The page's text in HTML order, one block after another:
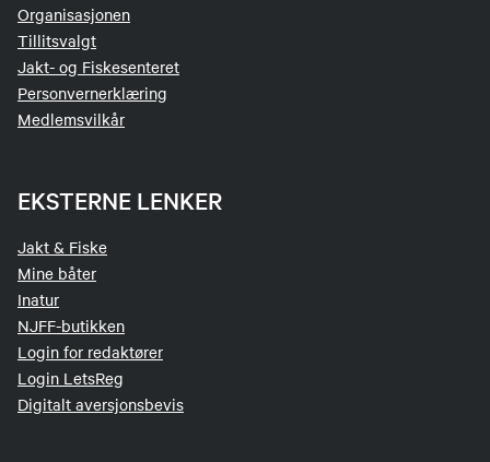
Organisasjonen
Tillitsvalgt
Jakt- og Fiskesenteret
Personvernerklæring
Medlemsvilkår
EKSTERNE LENKER
Jakt & Fiske
Mine båter
Inatur
NJFF-butikken
Login for redaktører
Login LetsReg
Digitalt aversjonsbevis